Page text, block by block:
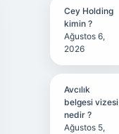
Cey Holding
kimin ?
Ağustos 6,
2026
Avcılık
belgesi vizesi
nedir ?
Ağustos 5,